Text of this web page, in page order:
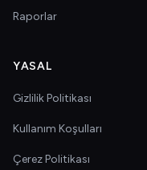
Raporlar
YASAL
Gizlilik Politikası
Kullanım Koşulları
Çerez Politikası